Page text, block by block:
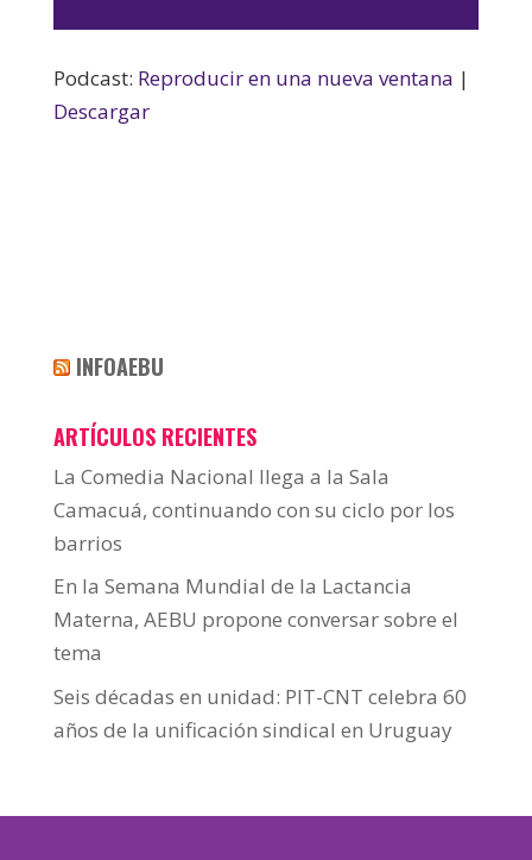
Podcast: Reproducir en una nueva ventana |
Descargar
INFOAEBU
ARTÍCULOS RECIENTES
La Comedia Nacional llega a la Sala
Camacuá, continuando con su ciclo por los
barrios
En la Semana Mundial de la Lactancia
Materna, AEBU propone conversar sobre el
tema
Seis décadas en unidad: PIT-CNT celebra 60
años de la unificación sindical en Uruguay